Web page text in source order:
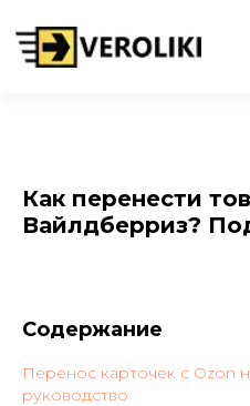
Как перенести
Вайлдберриз?
Содержание
Перенос карточек с Ozon
руководство